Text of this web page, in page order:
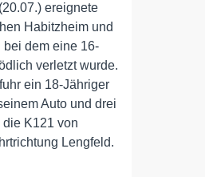
ereignete
Habitzheim und
bei dem eine 16-
verletzt wurde.
ein 18-Jähriger
Auto und drei
K121 von
Lengfeld.